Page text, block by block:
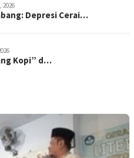
2026
Depresi Cerai…
Kopi” d…